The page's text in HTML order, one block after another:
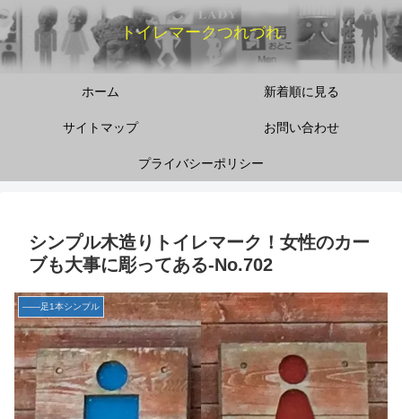
トイレマークつれづれ
ホーム 新着順に見る
サイトマップ お問い合わせ
プライバシーポリシー
シンプル木造りトイレマーク！女性のカー
ブも大事に彫ってある‐No.702
――足1本シンプル